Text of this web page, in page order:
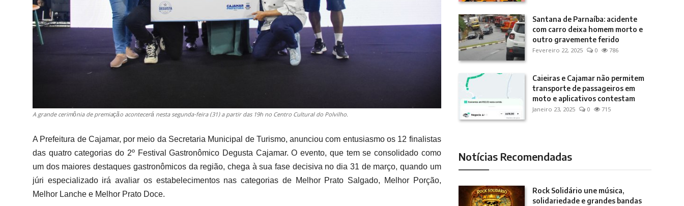
A grande cerimônia de premiação acontecerá nesta segunda-feira (31) a partir das 19h no Centro Cultural do Polvilho.
A Prefeitura de Cajamar, por meio da Secretaria Municipal de Turismo, anunciou com entusiasmo os 12 finalistas
das quatro categorias do 2º Festival Gastronômico Degusta Cajamar. O evento, que tem se consolidado como
um dos maiores destaques gastronômicos da região, chega à sua fase decisiva no dia 31 de março, quando um
júri especializado irá avaliar os estabelecimentos nas categorias de Melhor Prato Salgado, Melhor Porção,
Melhor Lanche e Melhor Prato Doce.
Santana de Parnaíba: acidente
com carro deixa homem morto e
outro gravemente ferido
Fevereiro 22, 2025 0 786
Caieiras e Cajamar não permitem
transporte de passageiros em
moto e aplicativos contestam
Janeiro 23, 2025 0 715
Notícias Recomendadas
Rock Solidário une música,
solidariedade e grandes bandas